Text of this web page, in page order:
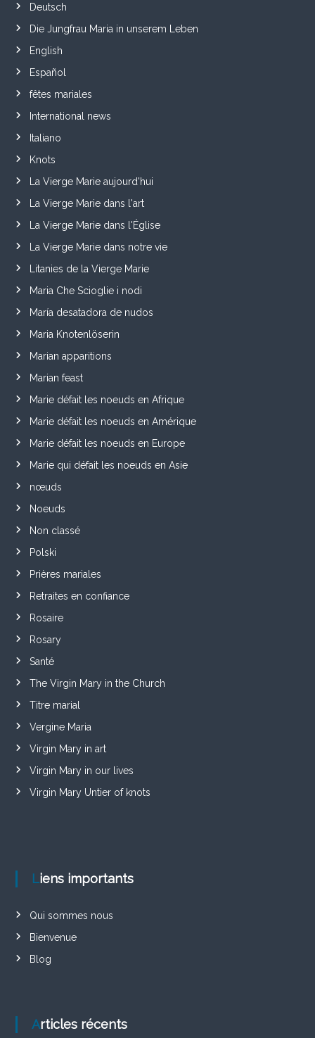
Deutsch
Die Jungfrau Maria in unserem Leben
English
Español
fêtes mariales
International news
Italiano
Knots
La Vierge Marie aujourd'hui
La Vierge Marie dans l'art
La Vierge Marie dans l'Église
La Vierge Marie dans notre vie
Litanies de la Vierge Marie
Maria Che Scioglie i nodi
María desatadora de nudos
Maria Knotenlöserin
Marian apparitions
Marian feast
Marie défait les noeuds en Afrique
Marie défait les noeuds en Amérique
Marie défait les noeuds en Europe
Marie qui défait les noeuds en Asie
nœuds
Noeuds
Non classé
Polski
Prières mariales
Retraites en confiance
Rosaire
Rosary
Santé
The Virgin Mary in the Church
Titre marial
Vergine Maria
Virgin Mary in art
Virgin Mary in our lives
Virgin Mary Untier of knots
Liens importants
Qui sommes nous
Bienvenue
Blog
Articles récents